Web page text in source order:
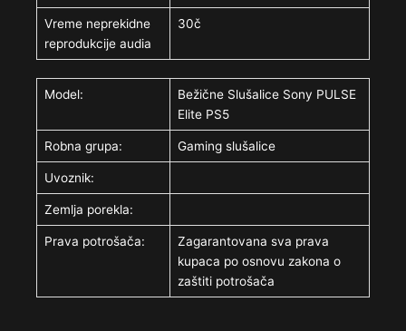
Vreme neprekidne
reprodukcije audia
30č
Model:
Bežične Slušalice Sony PULSE
Elite PS5
Robna grupa: Gaming slušalice
Uvoznik:
Zemlja porekla:
Prava potrošača:
Zagarantovana sva prava
kupaca po osnovu zakona o
zaštiti potrošača